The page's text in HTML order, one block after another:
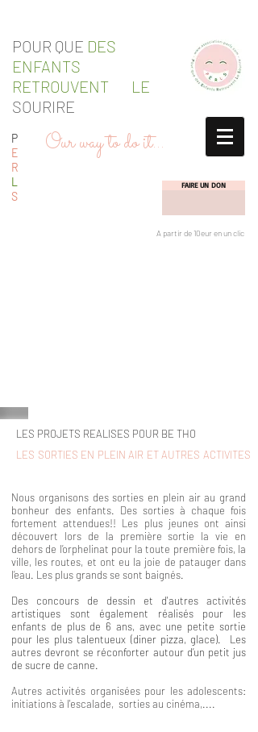
POUR QUE DES
ENFANTS
RETROUVENT LE
SOURIRE
P
E
R
L
S
FAIRE UN DON
Our way to do it...
A partir de 10eur en un clic
LES PROJETS REALISES POUR BE THO
LES SORTIES EN PLEIN AIR ET AUTRES ACTIVITES
Nous organisons des sorties en plein air au grand
bonheur des enfants. Des sorties à chaque fois
fortement attendues!! Les plus jeunes ont ainsi
découvert lors de la première sortie la vie en
dehors de l’orphelinat pour la toute première fois, la
ville, les routes, et ont eu la joie de patauger dans
l’eau. Les plus grands se sont baignés.
Des concours de dessin et d'autres activités
artistiques sont également réalisés pour les
enfants de plus de 6 ans, avec une petite sortie
pour les plus talentueux (diner pizza, glace). Les
autres devront se réconforter autour d’un petit jus
de sucre de canne.
Autres activités organisées pour les adolescents:
initiations à l'escalade, sorties au cinéma,....